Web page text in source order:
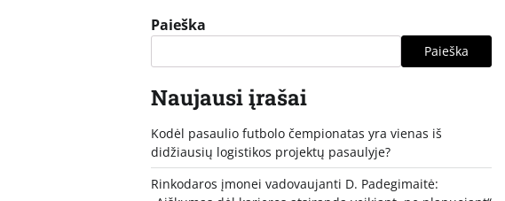
Paieška
Paieška
Naujausi įrašai
Kodėl pasaulio futbolo čempionatas yra vienas iš
didžiausių logistikos projektų pasaulyje?
Rinkodaros įmonei vadovaujanti D. Padegimaitė: